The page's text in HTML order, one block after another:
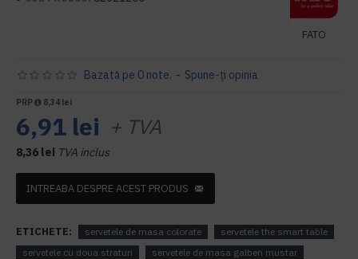
FATO
Bazată pe 0 note. - Spune-ţi opinia
PRP 8,34 lei
6,91 lei + TVA
8,36 lei TVA inclus
INTREABA DESPRE ACEST PRODUS
ETICHETE: servetele de masa colorate
servetele the smart table
servetele cu doua straturi
servetele de masa galben mustar